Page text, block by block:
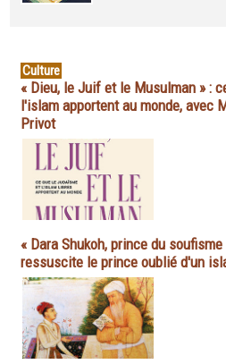
Culture
« Dieu, le Juif et le Musulman » :
l'islam apportent au monde, avec
Privot
« Dara Shukoh, prince du
ressuscite le prince oublié d'un